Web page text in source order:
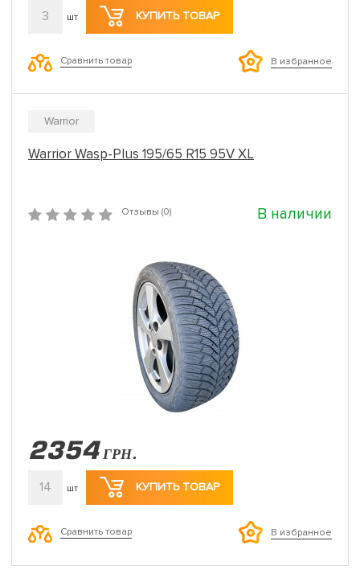
3 шт КУПИТЬ ТОВАР
Сравнить товар В избранное
Warrior
Warrior Wasp-Plus 195/65 R15 95V XL
Отзывы (0) В наличии
2354 ГРН.
14 шт КУПИТЬ ТОВАР
Сравнить товар В избранное